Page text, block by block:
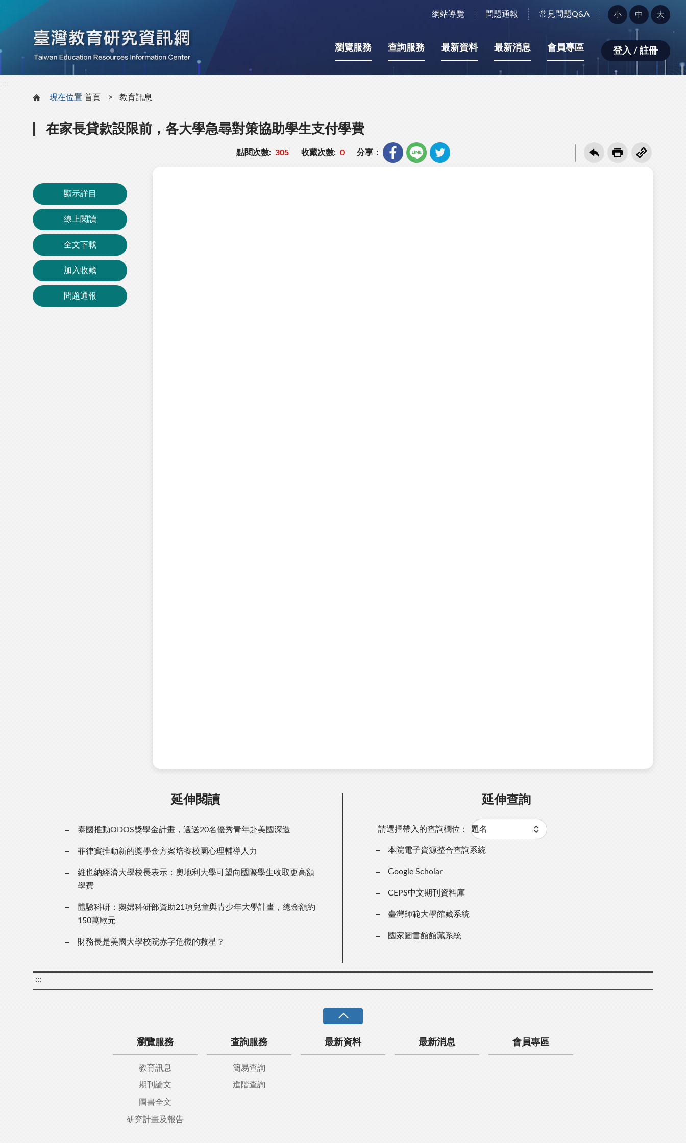
網站導覽 問題通報 常見問題Q&A
字
型
小：
小 中 大
瀏覽服務 查詢服務 最新資料 最新消息 會員專區 登入 / 註冊
現在位置 首頁 教育訊息
在家長貸款設限前，各大學急尋對策協助學生支付學費
點閱次數: 305 收藏次數: 0 分享：
顯示詳目
線上閱讀
全文下載
加入收藏
問題通報
延伸閱讀
泰國推動ODOS獎學金計畫，選送20名優秀青年赴美國深造
菲律賓推動新的獎學金方案培養校園心理輔導人力
維也納經濟大學校長表示：奧地利大學可望向國際學生收取更高額
學費
體驗科研：奧婦科研部資助21項兒童與青少年大學計畫，總金額約
150萬歐元
財務長是美國大學校院赤字危機的救星？
延伸查詢
請選擇帶入的查詢欄位：
本院電子資源整合查詢系統
Google Scholar
CEPS中文期刊資料庫
臺灣師範大學館藏系統
國家圖書館館藏系統
:::
瀏覽服務
教育訊息
期刊論文
圖書全文
研究計畫及報告
查詢服務
簡易查詢
進階查詢
最新資料 最新消息 會員專區